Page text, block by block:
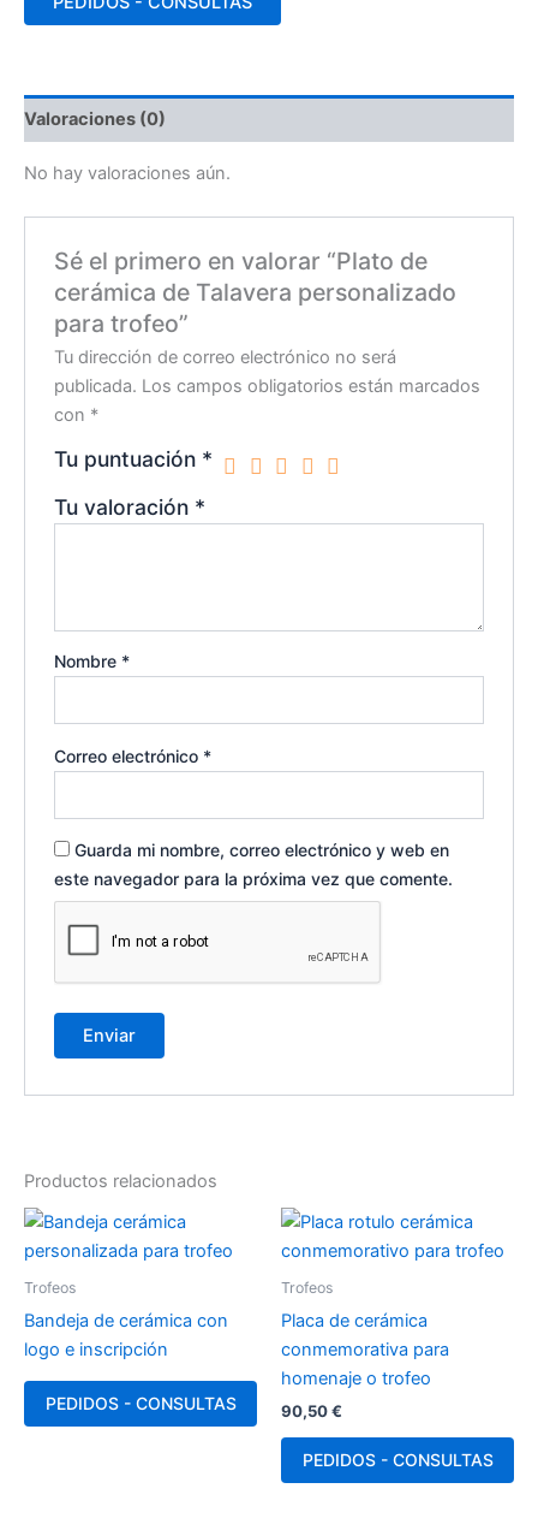
Valoraciones (0)
No hay valoraciones aún.
Sé el primero en valorar “Plato de
cerámica de Talavera personalizado
para trofeo”
Tu dirección de correo electrónico no será
publicada. Los campos obligatorios están marcados
con *
Tu puntuación *
Tu valoración *
Nombre *
Correo electrónico *
Guarda mi nombre, correo electrónico y web en
este navegador para la próxima vez que comente.
Productos relacionados
Trofeos
Bandeja de cerámica con
logo e inscripción
PEDIDOS - CONSULTAS
Trofeos
Placa de cerámica
conmemorativa para
homenaje o trofeo
90,50€
PEDIDOS - CONSULTAS